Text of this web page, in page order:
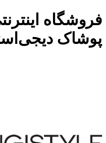
فروشگاه
پوشاک